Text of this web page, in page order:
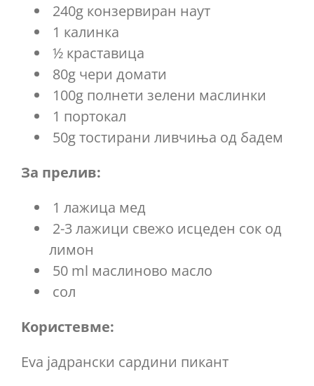
240g конзервиран наут
1 калинка
½ краставица
80g чери домати
100g полнети зелени маслинки
1 портокал
50g тостирани ливчиња од бадем
За прелив:
1 лажица мед
2-3 лажици свежо исцеден сок од
лимон
50 ml маслиново масло
сол
Kористевме:
Eva јадрански сардини пикант